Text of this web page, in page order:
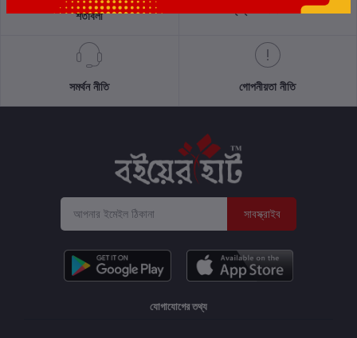
শর্তাবলী প্রত্যাবর্তন নীতিমালা
সমর্থন নীতি গোপনীয়তা নীতি
সাবস্ক্রাইব
যোগাযোগের তথ্য